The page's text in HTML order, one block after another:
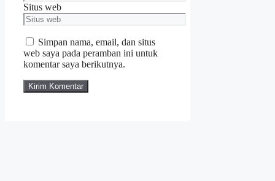
Situs web
Simpan nama, email, dan situs
web saya pada peramban ini untuk
komentar saya berikutnya.